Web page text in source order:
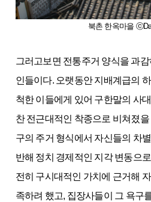
북촌 한옥마을
그러고보면 전통주거 양식을 과
인들이다. 오랫동안 지배계급의
척한 이들에게 있어 구한말의 사
찬 전근대적인 착종으로 비쳐졌
구의 주거 형식에서 자신들의 차
반해 정치 경제적인 지각 변동으
전히 구시대적인 가치에 근거해
족하려 했고, 집장사들이 그 욕구